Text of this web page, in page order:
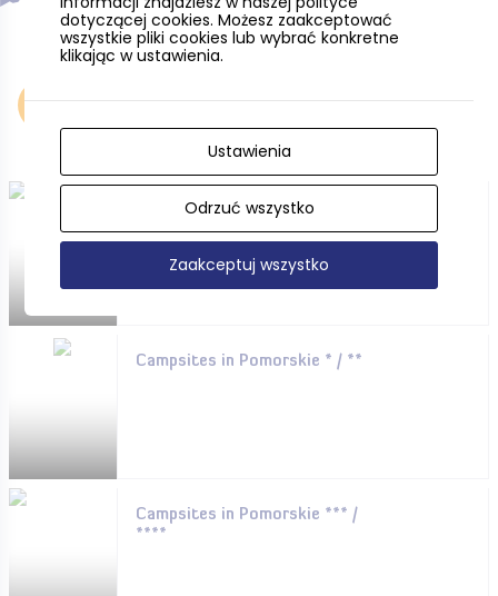
Accommodation
Hotels, guesthouses and
more. . . .
Campsites in Pomorskie * / **
Campsites in Pomorskie *** /
****
dotyczącej cookies. Możesz zaakceptować
wszystkie pliki cookies lub wybrać konkretne
klikając w ustawienia.
Ustawienia
Odrzuć wszystko
Zaakceptuj wszystko